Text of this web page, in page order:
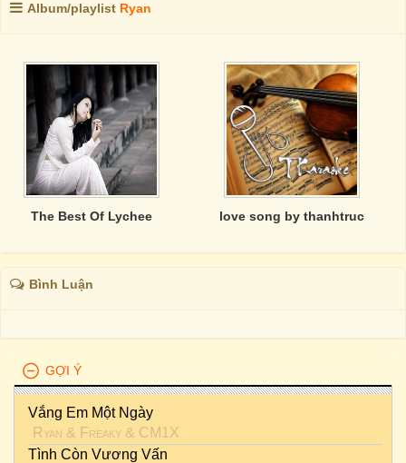
Album/playlist Ryan
The Best Of Lychee love song by thanhtruc
Bình Luận
GỢI Ý
Vắng Em Một Ngày
Ryan & Freaky & CM1X
Tình Còn Vương Vấn